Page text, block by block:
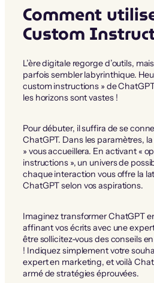
Comment
Custom
L’ère digitale regorge d’outils,
parfois sembler labyrinthique.
custom instructions » de
les horizons sont vastes !
Pour débuter, il suffira de se
ChatGPT. Dans les paramètres,
» vous accueillera. En activant «
instructions », un univers de
chaque interaction vous offre la
ChatGPT selon vos aspirations.
Imaginez transformer ChatGPT
affinant vos écrits avec une
être sollicitez-vous des conseils
! Indiquez simplement votre
expert en marketing, et voilà
armé de stratégies éprouvées.